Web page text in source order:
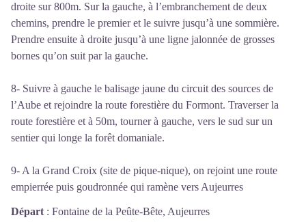
droite sur 800m. Sur la gauche, à l’embranchement de deux
chemins, prendre le premier et le suivre jusqu’à une sommière.
Prendre ensuite à droite jusqu’à une ligne jalonnée de grosses
bornes qu’on suit par la gauche.
8- Suivre à gauche le balisage jaune du circuit des sources de
l’Aube et rejoindre la route forestière du Formont. Traverser la
route forestière et à 50m, tourner à gauche, vers le sud sur un
sentier qui longe la forêt domaniale.
9- A la Grand Croix (site de pique-nique), on rejoint une route
empierrée puis goudronnée qui ramène vers Aujeurres
Départ : Fontaine de la Peûte-Bête, Aujeurres